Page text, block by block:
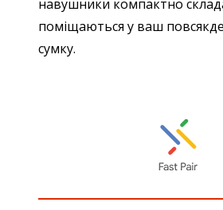
навушники компактно
поміщаються у ваш
сумку.